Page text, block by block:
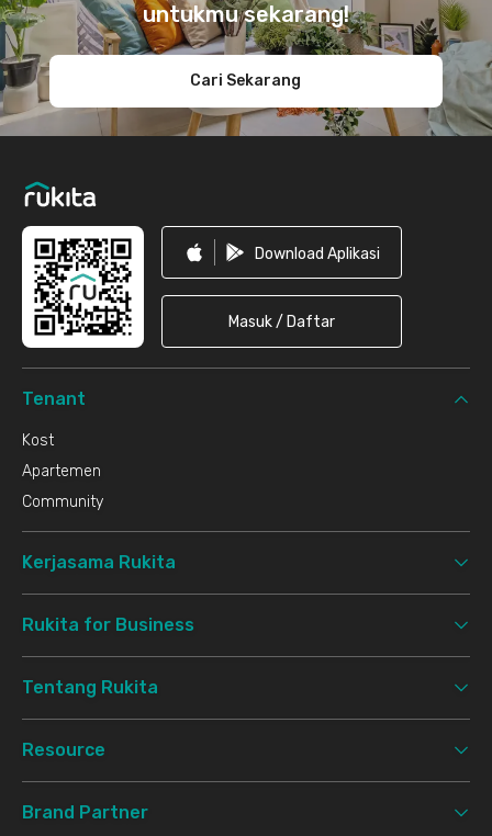
untukmu sekarang!
Cari Sekarang
Download Aplikasi
Masuk / Daftar
Tenant
Kost
Apartemen
Community
Kerjasama Rukita
Rukita for Business
Tentang Rukita
Resource
Brand Partner